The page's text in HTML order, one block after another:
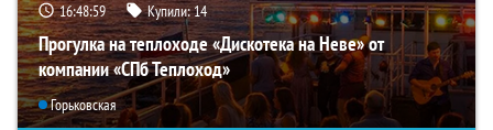
16:48:57 Купили:14
Прогулка на теплоходе «Дискотека на Неве» от
компании «СПб Теплоход»
Горьковская